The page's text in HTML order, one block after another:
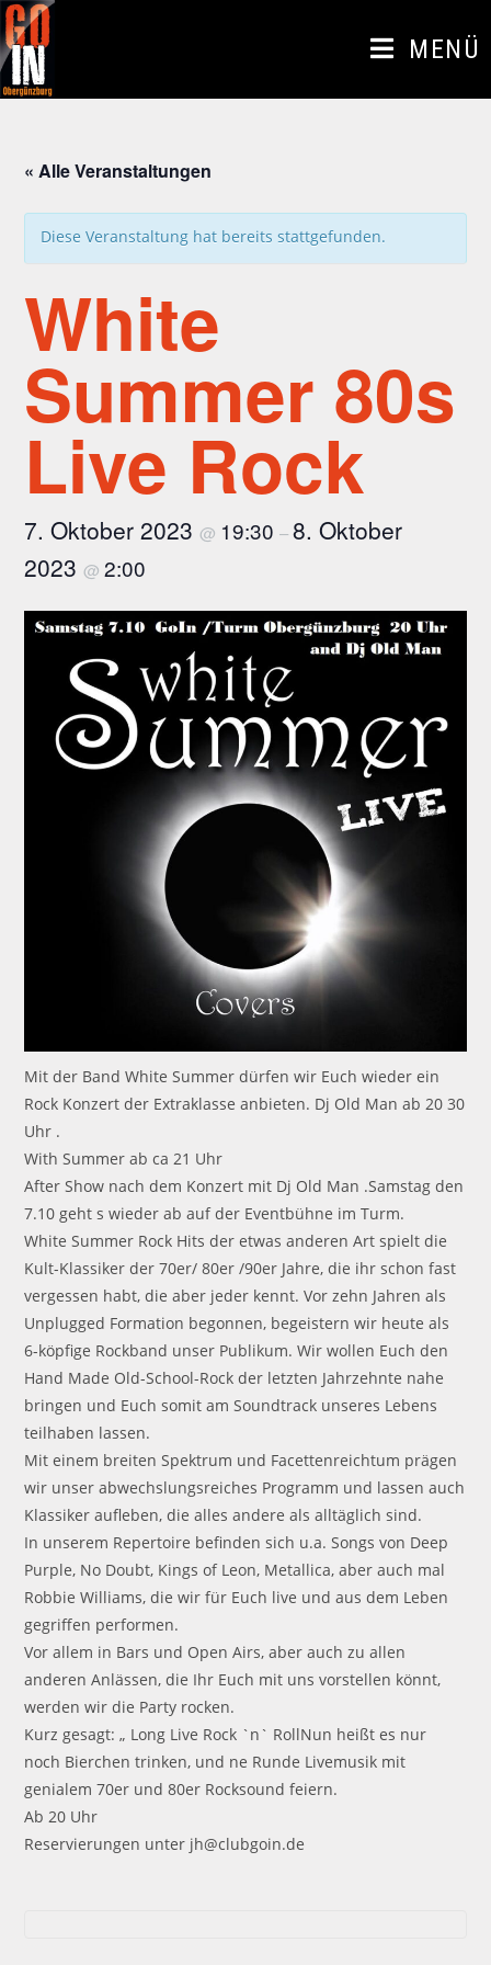
Zum
Inhalt
springen
MENÜ
« Alle Veranstaltungen
Diese Veranstaltung hat bereits stattgefunden.
White
Summer 80s
Live Rock
7. Oktober 2023@ 19:30–8. Oktober
2023@2:00
Mit der Band White Summer dürfen wir Euch wieder ein
Rock Konzert der Extraklasse anbieten. Dj Old Man ab 20 30
Uhr .
With Summer ab ca 21 Uhr
After Show nach dem Konzert mit Dj Old Man .Samstag den
7.10 geht s wieder ab auf der Eventbühne im Turm.
White Summer Rock Hits der etwas anderen Art spielt die
Kult-Klassiker der 70er/ 80er /90er Jahre, die ihr schon fast
vergessen habt, die aber jeder kennt. Vor zehn Jahren als
Unplugged Formation begonnen, begeistern wir heute als
6-köpfige Rockband unser Publikum. Wir wollen Euch den
Hand Made Old-School-Rock der letzten Jahrzehnte nahe
bringen und Euch somit am Soundtrack unseres Lebens
teilhaben lassen.
Mit einem breiten Spektrum und Facettenreichtum prägen
wir unser abwechslungsreiches Programm und lassen auch
Klassiker aufleben, die alles andere als alltäglich sind.
In unserem Repertoire befinden sich u.a. Songs von Deep
Purple, No Doubt, Kings of Leon, Metallica, aber auch mal
Robbie Williams, die wir für Euch live und aus dem Leben
gegriffen performen.
Vor allem in Bars und Open Airs, aber auch zu allen
anderen Anlässen, die Ihr Euch mit uns vorstellen könnt,
werden wir die Party rocken.
Kurz gesagt: „ Long Live Rock `n` RollNun heißt es nur
noch Bierchen trinken, und ne Runde Livemusik mit
genialem 70er und 80er Rocksound feiern.
Ab 20 Uhr
Reservierungen unter jh@clubgoin.de